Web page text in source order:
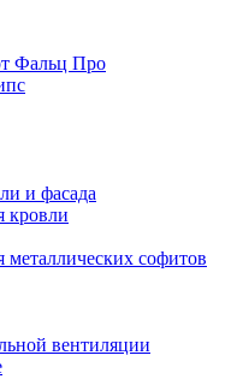
Фальц Про
и фасада
кровли
софитов
вентиляции